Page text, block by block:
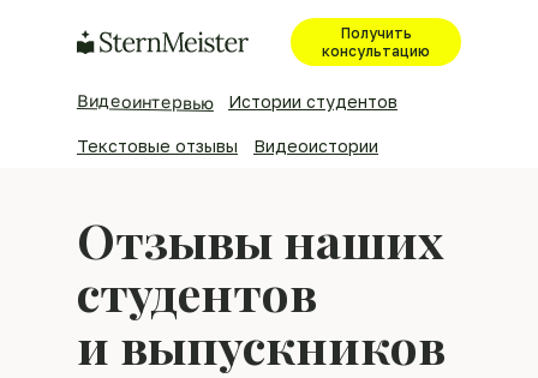
Текстовые отзывы
Истории студентов
Видеоистории
Получить
консультацию
Видеоинтервью
STERNMEISTER.DE · ОТЗЫВЫ
Отзывы наших
студентов
и выпускников